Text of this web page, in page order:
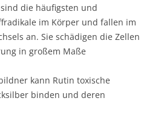
die häufigsten und
im Körper und fallen im
an. Sie schädigen die Zellen
in großem Maße
kann Rutin toxische
binden und deren